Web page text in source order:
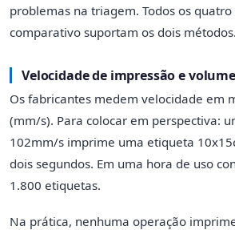
problemas na triagem. Todos os
comparativo suportam os dois métodos.
Velocidade de impressão e
Os fabricantes medem velocidade em
(mm/s). Para colocar em perspectiva:
102mm/s imprime uma etiqueta
dois segundos. Em uma hora de uso
1.800 etiquetas.
Na prática, nenhuma operação